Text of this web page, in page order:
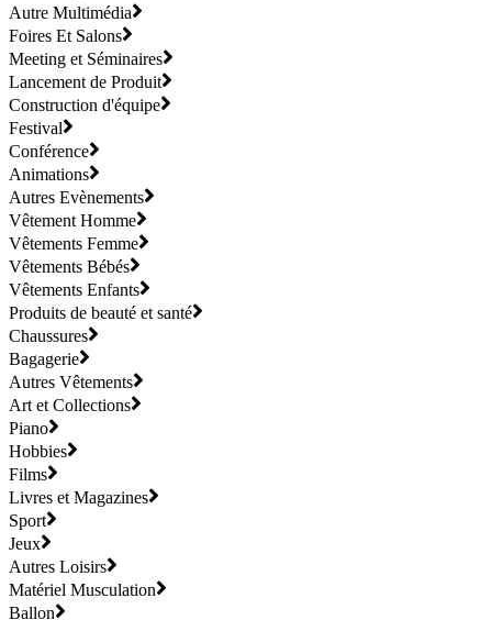
Autre Multimédia
Foires Et Salons
Meeting et Séminaires
Lancement de Produit
Construction d'équipe
Festival
Conférence
Animations
Autres Evènements
Vêtement Homme
Vêtements Femme
Vêtements Bébés
Vêtements Enfants
Produits de beauté et santé
Chaussures
Bagagerie
Autres Vêtements
Art et Collections
Piano
Hobbies
Films
Livres et Magazines
Sport
Jeux
Autres Loisirs
Matériel Musculation
Ballon